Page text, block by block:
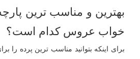
بهترین و مناسب ترین
خواب عروس کدام است؟
برای اینکه بتوانید مناسب ترین پرده را